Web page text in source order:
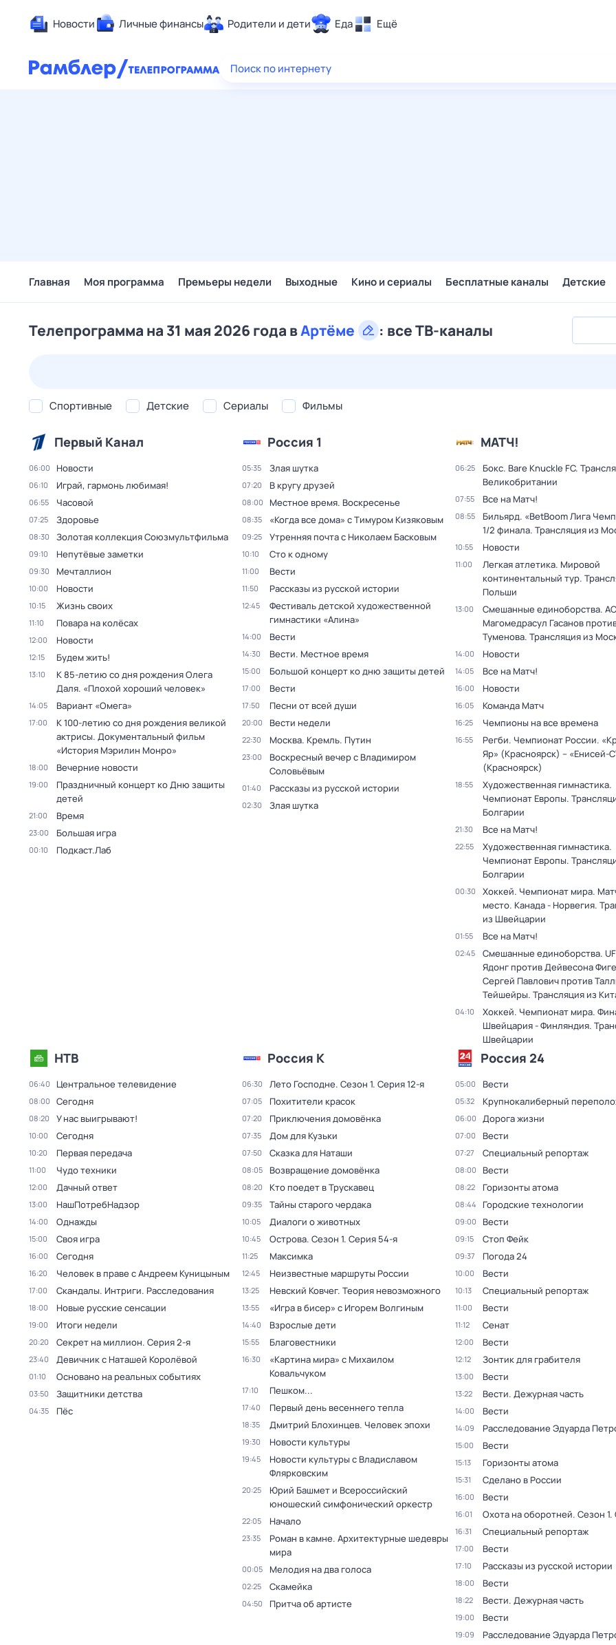
Новости Личные финансы Родители и дети Еда Ещё
Здоровье
Поиск по интернету
Главная Моя программа Премьеры недели Выходные Кино и сериалы Бесплатные каналы Детские
Телепрограмма на 31 мая 2026 года вАртёме : все ТВ-каналы
Спортивные Детские Сериалы Фильмы
Первый Канал
06:00 Новости
06:10 Играй, гармонь любимая!
06:55 Часовой
07:25 Здоровье
08:30 Золотая коллекция Союзмультфильма
09:10 Непутёвые заметки
09:30 Мечталлион
10:00 Новости
10:15 Жизнь своих
11:10 Повара на колёсах
12:00 Новости
12:15 Будем жить!
13:10
К 85-летию со дня рождения Олега
Даля. «Плохой хороший человек»
14:05 Вариант «Омега»
17:00
К 100-летию со дня рождения великой
актрисы. Документальный фильм
«История Мэрилин Монро»
18:00 Вечерние новости
19:00
Праздничный концерт ко Дню защиты
детей
21:00 Время
23:00 Большая игра
00:10 Подкаст.Лаб
Россия 1
05:35 Злая шутка
07:20 В кругу друзей
08:00 Местное время. Воскресенье
08:35 «Когда все дома» с Тимуром Кизяковым
09:25 Утренняя почта с Николаем Басковым
10:10 Сто к одному
11:00 Вести
11:50 Рассказы из русской истории
12:45
Фестиваль детской художественной
гимнастики «Алина»
14:00 Вести
14:30 Вести. Местное время
15:00 Большой концерт ко дню защиты детей
17:00 Вести
17:50 Песни от всей души
20:00 Вести недели
22:30 Москва. Кремль. Путин
23:00
Воскресный вечер с Владимиром
Соловьёвым
01:40 Рассказы из русской истории
02:30 Злая шутка
МАТЧ!
06:25
Бокс. Bare Knuckle FC.
Великобритании
07:55 Все на Матч!
08:55
Бильярд. «BetBoom Лига
1/2 финала. Трансляция из
10:55 Новости
11:00
Легкая атлетика. Мировой
континентальный тур.
Польши
13:00
Смешанные единоборства.
Магомедрасул Гасанов
Туменова. Трансляция из
14:00 Новости
14:05 Все на Матч!
16:00 Новости
16:05 Команда Матч
16:25 Чемпионы на все времена
16:55
Регби. Чемпионат России.
Яр» (Красноярск) – «Енисей-
(Красноярск)
18:55
Художественная гимнастика.
Чемпионат Европы.
Болгарии
21:30 Все на Матч!
22:55
Художественная гимнастика.
Чемпионат Европы.
Болгарии
00:30
Хоккей. Чемпионат мира.
место. Канада - Норвегия.
из Швейцарии
01:55 Все на Матч!
02:45
Смешанные единоборства.
Ядонг против Дейвесона
Сергей Павлович против
Тейшейры. Трансляция из
04:10
Хоккей. Чемпионат мира.
Швейцария - Финляндия.
Швейцарии
НТВ
06:40 Центральное телевидение
08:00 Сегодня
08:20 У нас выигрывают!
10:00 Сегодня
10:20 Первая передача
11:00 Чудо техники
12:00 Дачный ответ
13:00 НашПотребНадзор
14:00 Однажды
15:00 Своя игра
16:00 Сегодня
16:20 Человек в праве с Андреем Куницыным
17:00 Скандалы. Интриги. Расследования
18:00 Новые русские сенсации
19:00 Итоги недели
20:20 Секрет на миллион. Серия 2-я
23:40 Девичник с Наташей Королёвой
01:10 Основано на реальных событиях
03:50 Защитники детства
04:35 Пёс
Россия К
06:30 Лето Господне. Сезон 1. Серия 12-я
07:05 Похитители красок
07:20 Приключения домовёнка
07:35 Дом для Кузьки
07:50 Сказка для Наташи
08:05 Возвращение домовёнка
08:20 Кто поедет в Трускавец
09:35 Тайны старого чердака
10:05 Диалоги о животных
10:45 Острова. Сезон 1. Серия 54-я
11:25 Максимка
12:45 Неизвестные маршруты России
13:25 Невский Ковчег. Теория невозможного
13:55 «Игра в бисер» с Игорем Волгиным
14:40 Взрослые дети
15:55 Благовестники
16:30
«Картина мира» с Михаилом
Ковальчуком
17:10 Пешком...
17:40 Первый день весеннего тепла
18:35 Дмитрий Блохинцев. Человек эпохи
19:30 Новости культуры
19:45
Новости культуры с Владиславом
Флярковским
20:25
Юрий Башмет и Всероссийский
юношеский симфонический оркестр
22:05 Начало
23:35
Роман в камне. Архитектурные шедевры
мира
00:05 Мелодия на два голоса
02:25 Скамейка
04:50 Притча об артисте
Россия 24
05:00 Вести
05:32 Крупнокалиберный
06:00 Дорога жизни
07:00 Вести
07:27 Специальный репортаж
08:00 Вести
08:22 Горизонты атома
08:44 Городские технологии
09:00 Вести
09:15 Стоп Фейк
09:37 Погода 24
10:00 Вести
10:13 Специальный репортаж
11:00 Вести
11:12 Сенат
12:00 Вести
12:12 Зонтик для грабителя
13:00 Вести
13:22 Вести. Дежурная часть
14:00 Вести
14:09 Расследование Эдуарда
15:00 Вести
15:13 Горизонты атома
15:31 Сделано в России
16:00 Вести
16:01 Охота на оборотней. Сезон 1.
16:31 Специальный репортаж
17:00 Вести
17:10 Рассказы из русской истории
18:00 Вести
18:22 Вести. Дежурная часть
19:00 Вести
19:09 Расследование Эдуарда